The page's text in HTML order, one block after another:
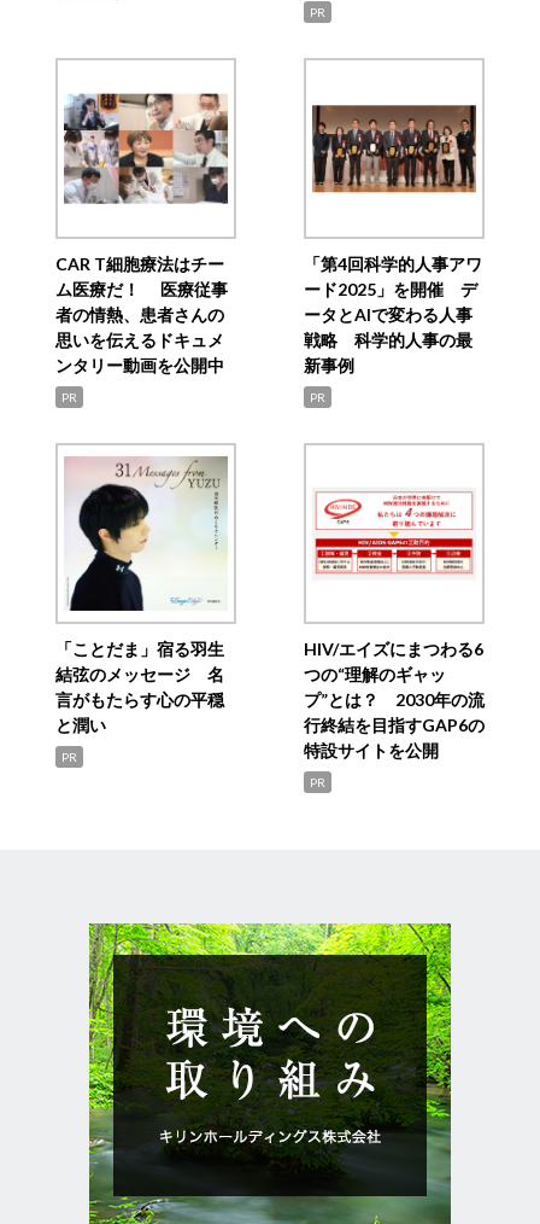
PR
CAR T細胞療法はチー
ム医療だ！ 医療従事
者の情熱、患者さんの
思いを伝えるドキュメ
ンタリー動画を公開中
PR
「第4回科学的人事アワ
ード2025」を開催 デ
ータとAIで変わる人事
戦略 科学的人事の最
新事例
PR
「ことだま」宿る羽生
結弦のメッセージ 名
言がもたらす心の平穏
と潤い
PR
HIV/エイズにまつわる6
つの“理解のギャッ
プ”とは？ 2030年の流
行終結を目指すGAP6の
特設サイトを公開
PR